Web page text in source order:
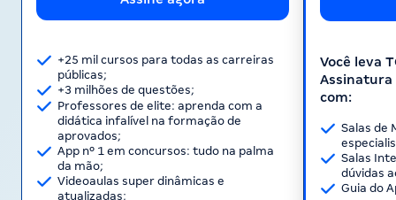
+25 mil cursos para todas as carreiras
públicas;
+3 milhões de questões;
Professores de elite: aprenda com a
didática infalível na formação de
aprovados;
App nº 1 em concursos: tudo na palma
da mão;
Videoaulas super dinâmicas e
atualizadas;
Você leva
Assinatura
com:
Salas de
Salas
dúvidas
Guia do